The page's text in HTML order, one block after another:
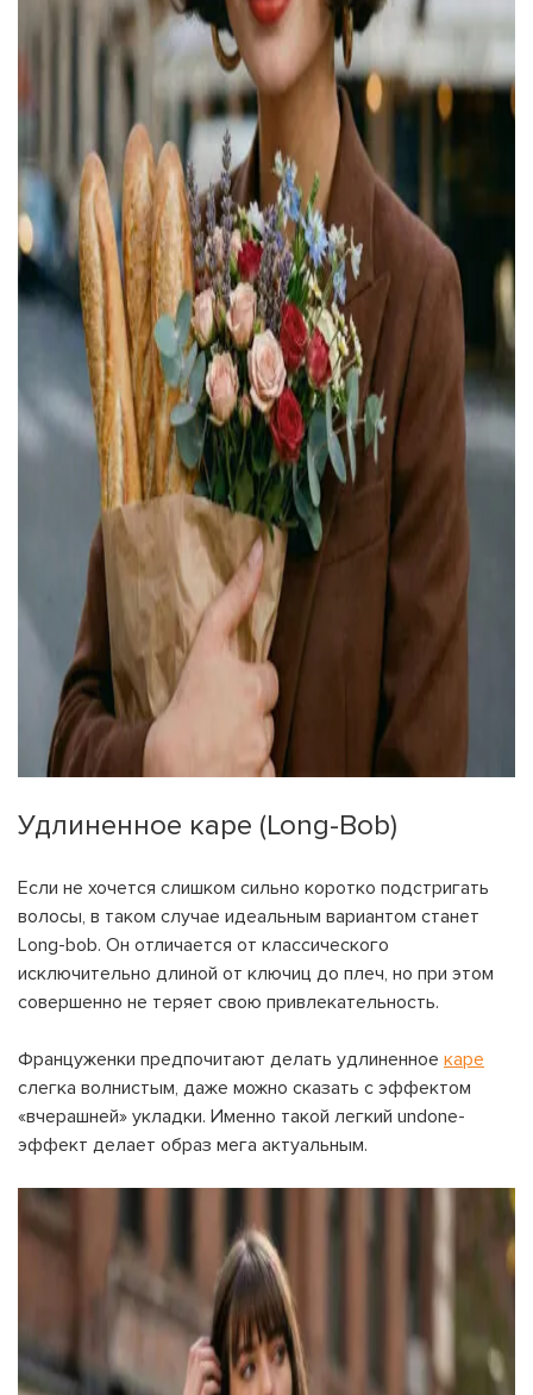
Удлиненное каре (Long-Bob)
Если не хочется слишком сильно коротко подстригать
волосы, в таком случае идеальным вариантом станет
Long-bob. Он отличается от классического
исключительно длиной от ключиц до плеч, но при этом
совершенно не теряет свою привлекательность.
Француженки предпочитают делать удлиненное каре
слегка волнистым, даже можно сказать с эффектом
«вчерашней» укладки. Именно такой легкий undone-
эффект делает образ мега актуальным.